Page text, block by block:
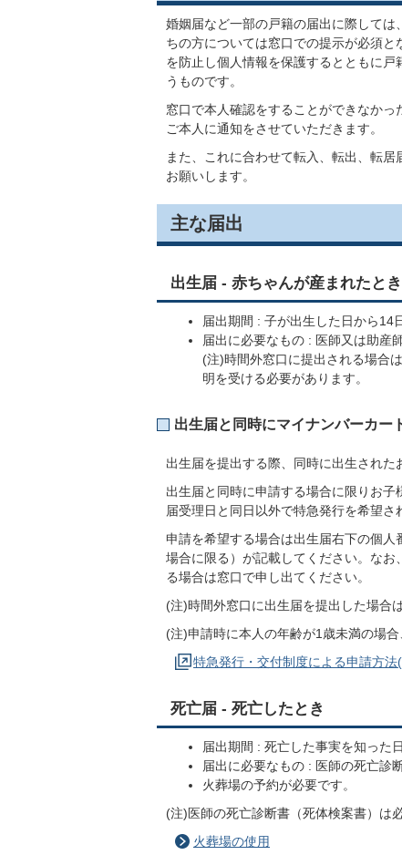
婚姻届など一部の戸籍の届出に際して
ちの方については窓口での提示が必須
を防止し個人情報を保護するとともに
うものです。
窓口で本人確認をすることができなか
ご本人に通知をさせていただきます。
また、これに合わせて転入、転出、転
お願いします。
主な届出
出生届 - 赤ちゃんが産まれたとき
届出期間 : 子が出生した日から14
届出に必要なもの : 医師又は助産
(注)時間外窓口に提出される場合
明を受ける必要があります。
出生届と同時にマイナンバーカー
出生届を提出する際、同時に出生された
出生届と同時に申請する場合に限りお
届受理日と同日以外で特急発行を希望さ
申請を希望する場合は出生届右下の個
場合に限る）が記載してください。な
る場合は窓口で申し出てください。
(注)時間外窓口に出生届を提出した場合
(注)申請時に本人の年齢が1歳未満の場
特急発行・交付制度による申請方法
死亡届 - 死亡したとき
届出期間 : 死亡した事実を知った
届出に必要なもの : 医師の死亡診
火葬場の予約が必要です。
(注)医師の死亡診断書（死体検案書）は
火葬場の使用